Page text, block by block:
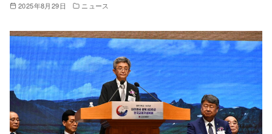
2025年8月29日 ニュース